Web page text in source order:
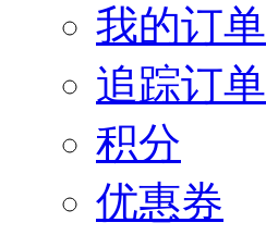
我的订单
追踪订单
积分
优惠券